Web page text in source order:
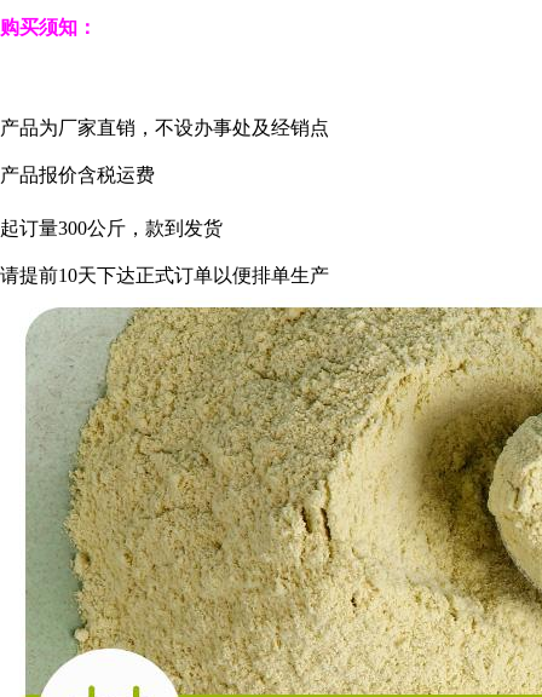
购买须知：
产品为厂家直销，不设办事处及经销点
产品报价含税运费
起订量300公斤，款到发货
请提前10天下达正式订单以便排单生产